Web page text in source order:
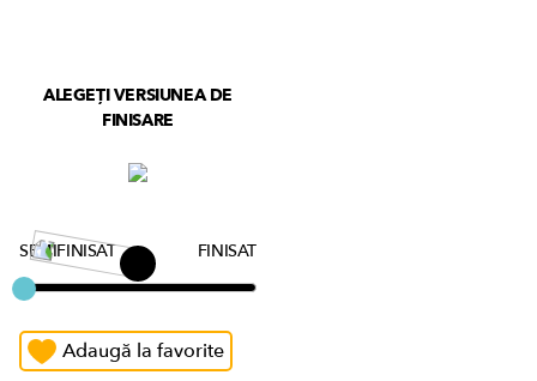
ALEGEȚI VERSIUNEA DE
FINISARE
SEMIFINISAT FINISAT
Adaugă la favorite